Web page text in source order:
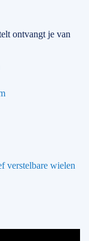
ontvangt je van
verstelbare wielen